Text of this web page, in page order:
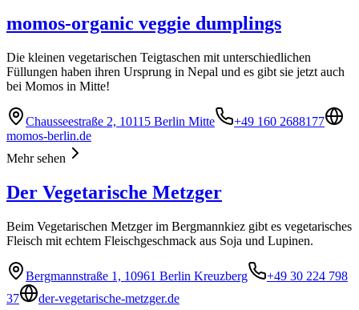
momos-organic veggie dumplings
Die kleinen vegetarischen Teigtaschen mit unterschiedlichen
Füllungen haben ihren Ursprung in Nepal und es gibt sie jetzt auch
bei Momos in Mitte!
Chausseestraße 2, 10115 Berlin Mitte
+49 160 2688177
momos-berlin.de
Mehr sehen
Der Vegetarische Metzger
Beim Vegetarischen Metzger im Bergmannkiez gibt es vegetarisches
Fleisch mit echtem Fleischgeschmack aus Soja und Lupinen.
Bergmannstraße 1, 10961 Berlin Kreuzberg
+49 30 224 798
37
der-vegetarische-metzger.de